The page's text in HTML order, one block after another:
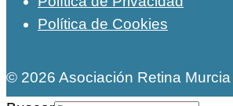
Política de Cookies
© 2026 Asociación Retina Murcia